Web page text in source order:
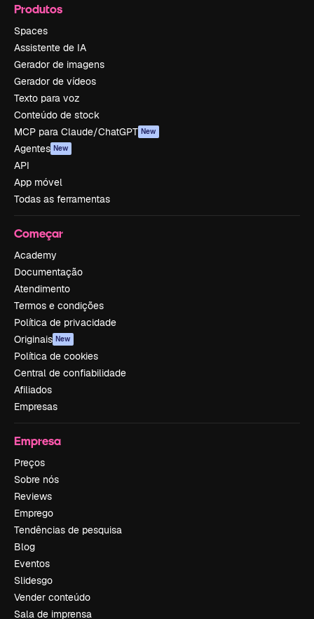
Produtos
Spaces
Assistente de IA
Gerador de imagens
Gerador de vídeos
Texto para voz
Conteúdo de stock
MCP para Claude/ChatGPT New
Agentes New
API
App móvel
Todas as ferramentas
Começar
Academy
Documentação
Atendimento
Termos e condições
Política de privacidade
Originais New
Política de cookies
Central de confiabilidade
Afiliados
Empresas
Empresa
Preços
Sobre nós
Reviews
Emprego
Tendências de pesquisa
Blog
Eventos
Slidesgo
Vender conteúdo
Sala de imprensa